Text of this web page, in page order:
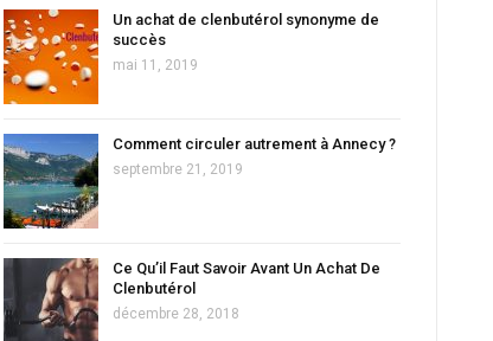
Un achat de clenbutérol synonyme de
succès
mai 11, 2019
Comment circuler autrement à Annecy ?
septembre 21, 2019
Ce Qu’il Faut Savoir Avant Un Achat De
Clenbutérol
décembre 28, 2018